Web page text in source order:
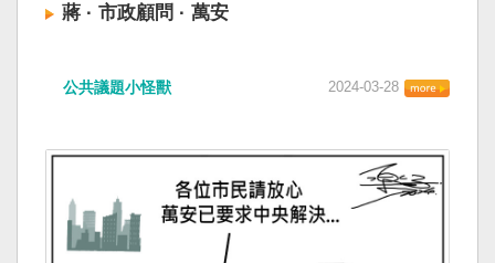
蔣 · 市政顧問 · 萬安
公共議題小怪獸 2024-03-28